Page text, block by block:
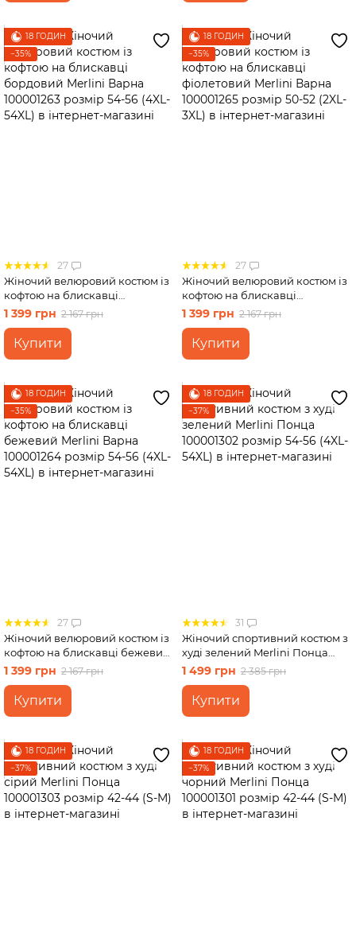
18 ГОДИН
−35%
27
Жіночий велюровий костюм із
кофтою на блискавці
бордовий Merlini Варна
100001263 розмір 54-56 (4XL-
54XL)
1 399 грн 2 167 грн
Купити
18 ГОДИН
−35%
27
Жіночий велюровий костюм із
кофтою на блискавці
фіолетовий Merlini Варна
100001265 розмір 50-52 (2XL-
3XL)
1 399 грн 2 167 грн
Купити
18 ГОДИН
−35%
27
Жіночий велюровий костюм із
кофтою на блискавці бежевий
Merlini Варна 100001264
розмір 54-56 (4XL-54XL)
1 399 грн 2 167 грн
Купити
18 ГОДИН
−37%
31
Жіночий спортивний костюм з
худі зелений Merlini Понца
100001302 розмір 54-56 (4XL-
1 499 грн 2 385 грн
Купити
18 ГОДИН
−37%
18 ГОДИН
−37%